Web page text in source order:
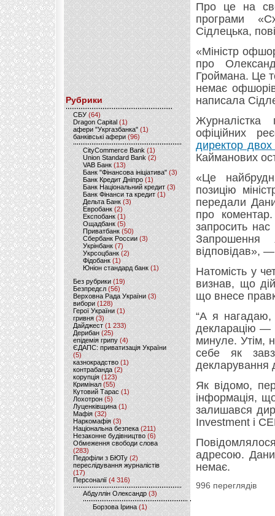
Рубрики
CБУ (64)
Dragon Capital (1)
афери "Укргазбанка" (1)
банківські афери (96)
CityCommerce Bank (1)
Union Standard Bank (2)
VAB Банк (13)
Банк "Фінансова ініціатива" (3)
Банк Кредит Дніпро (1)
Банк Національний кредит (3)
Банк Фінанси та кредит (1)
Дельта Банк (3)
Евробанк(2)
Експобанк (1)
Ощадбанк(5)
Приватбанк (50)
Сбербанк России (3)
Укрінбанк(7)
Укрсоцбанк (2)
Фідобанк (1)
Юніон стандард банк(1)
Без рубрики (19)
Безпредєл(56)
Верховна Рада України (3)
вибори(128)
Герої України(1)
гривня (3)
Дайджест (1 233)
Дерибан (25)
епідемія грипу (4)
ЄДАПС: приватизація України
(5)
казнокрадство (1)
контрабанда (2)
корупція (123)
Кримінал (55)
Кутовий Тарас (1)
Лохотрон(5)
Луценківщина (1)
Мафія (32)
Наркомафія (3)
Національна безпека (211)
Незаконне будівництво(6)
Обмеження свободи слова
(283)
Педофіли з БЮТу (2)
переслідування журналістів
(17)
Персоналії (4 316)
Абдуллін Олександр (3)
Борзова Ірина(1)
Про це на
програми
Сідлецька,
«Міністр
про
Гроймана. Це
немає
написала
офіційних
директор двох
Кайманових
«Це
позицію
передали
про
запросить
відповідав»,
Натомість у
визнав, що
що внесе
“А я нагадаю,
декларацію —
минуле. Утім,
себе як
декларування
Як відомо,
інформація,
залишався
Investment і
адресою.
немає.
996 переглядів